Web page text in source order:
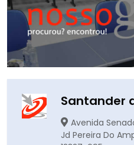
Santander
Avenida
Jd Pereira Do